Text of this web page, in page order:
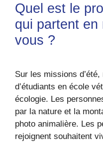
Quel est le
qui partent en
vous ?
Sur les missions
d’étudiants en école
écologie. Les
par la nature et la
photo animalière. Les
rejoignent souhaitent